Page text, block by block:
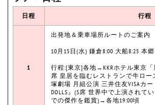
日程 行程
1
出発地＆乗車場所ルートのご案内
10月15日(水) 鎌倉8:00 大船8:25 本
行程:[東京]各地→KKRホテル東京
席 皇居を臨むレストランで牛ロ
塚劇場 月組公演 三井住友VISAカー
DOLLS』(S席 世界中で上演されて
での傑作を鑑賞)→各地19:00頃